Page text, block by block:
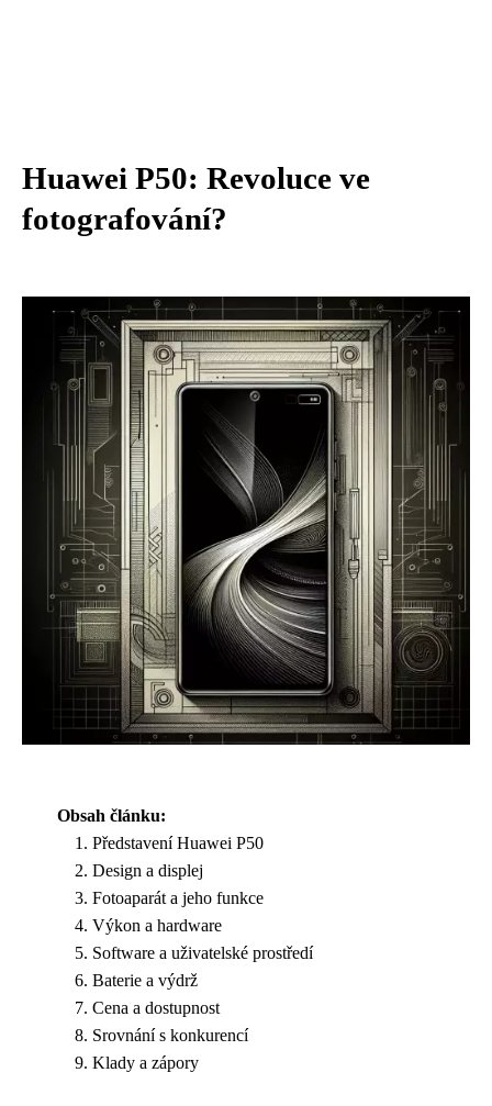
Huawei P50: Revoluce ve
fotografování?
Obsah článku:
Představení Huawei P50
Design a displej
Fotoaparát a jeho funkce
Výkon a hardware
Software a uživatelské prostředí
Baterie a výdrž
Cena a dostupnost
Srovnání s konkurencí
Klady a zápory